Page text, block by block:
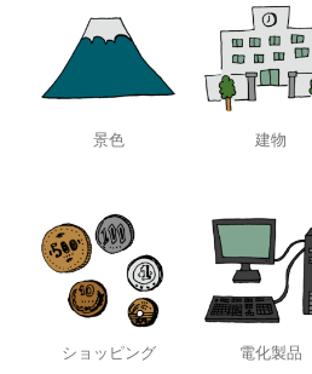
景色 建物
ショッピング 電化製品